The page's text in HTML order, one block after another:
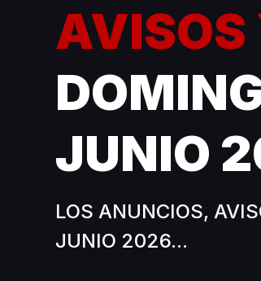
AVISOS
JUNIO
LOS ANUNCIOS,
JUNIO 2026...